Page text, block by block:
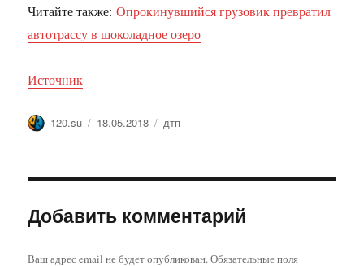
Читайте также:Опрокинувшийся грузовик превратил
автотрассу в шоколадное озеро
Источник
Автор
120.su Опубликовано
18.05.2018 Метки
дтп
Добавить комментарий
Ваш адрес email не будет опубликован.Обязательные поля